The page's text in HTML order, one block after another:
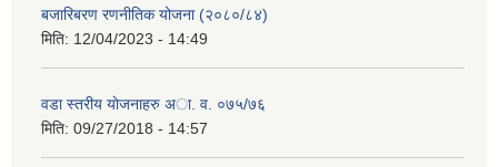
बजारिबरण रणनीतिक योजना (२०८०/८४)
मिति: 12/04/2023 - 14:49
वडा स्तरीय याेजनाहरु अा. व. ०७५/७६
मिति: 09/27/2018 - 14:57